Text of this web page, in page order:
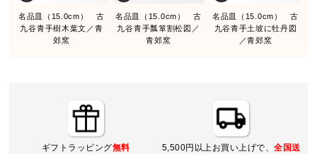
名品皿（15.0cm） 古
九谷青手樹木葉文／青
郊窯
名品皿（15.0cm） 古
九谷青手瓢箪割松図／
青郊窯
名品皿（15.0cm） 古
九谷青手土坡に牡丹図
／青郊窯
ギフトラッピング無料 5,500円以上お買い上げで、全国送